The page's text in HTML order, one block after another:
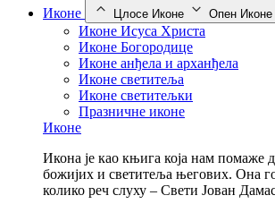
Иконе
Цлосе Иконе Опен Иконе
Иконе Исуса Христа
Иконе Богородице
Иконе анђела и арханђела
Иконе светитеља
Иконе светитељки
Празничне иконе
Иконе
Икона је као књига која нам помаже
божијих и светитеља његових. Она
колико реч слуху – Свети Јован